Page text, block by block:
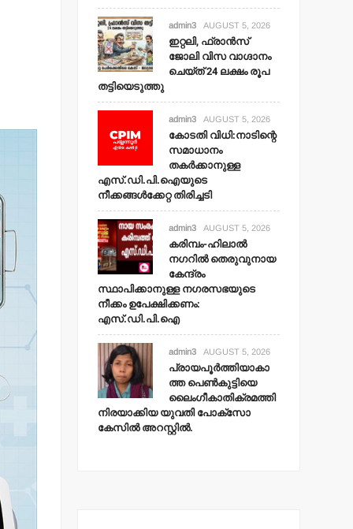
admin3 AUGUST 5, 2026
ഇറ്റലി, ഫ്രാന്‍സ്
ജോലി വിസ വാഗ്ദാനം
ചെയ്ത് 24 ലക്ഷം രൂപ
തട്ടിയെടുത്തു
admin3 AUGUST 5, 2026
കോടതി വിധി:നാടിന്റെ
സമാധാനം
തകര്‍ക്കാനുള്ള
എസ്.ഡി.പി.ഐയുടെ
നീക്കങ്ങള്‍ക്കേറ്റ തിരിച്ചടി
admin3 AUGUST 5, 2026
കരിമ്പം-ഹിലാല്‍
നഗറില്‍ തെരുവുനായ
കേന്ദ്രം
സ്ഥാപിക്കാനുള്ള നഗരസഭയുടെ
നീക്കം ഉപേക്ഷിക്കണം:
എസ്.ഡി.പി.ഐ
admin3 AUGUST 5, 2026
പ്രായപൂര്‍ത്തിയാകാ
ത്ത പെണ്‍കുട്ടിയെ
ലൈംഗീകാതിക്രമത്തി
നിരയാക്കിയ യുവതി പോക്‌സോ
കേസില്‍ അറസ്റ്റില്‍.